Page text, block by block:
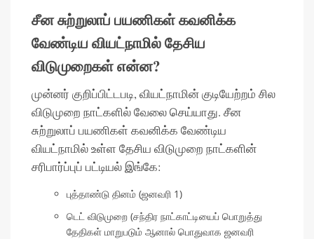
சீன சுற்றுலாப் பயணிகள் கவனிக்க
வேண்டிய வியட்நாமில் தேசிய
விடுமுறைகள் என்ன?
முன்னர் குறிப்பிட்டபடி, வியட்நாமின் குடியேற்றம் சில
விடுமுறை நாட்களில் வேலை செய்யாது. சீன
சுற்றுலாப் பயணிகள் கவனிக்க வேண்டிய
வியட்நாமில் உள்ள தேசிய விடுமுறை நாட்களின்
சரிபார்ப்புப் பட்டியல் இங்கே:
புத்தாண்டு தினம் (ஜனவரி 1)
டெட் விடுமுறை (சந்திர நாட்காட்டியைப் பொறுத்து
தேதிகள் மாறுபடும் ஆனால் பொதுவாக ஜனவரி